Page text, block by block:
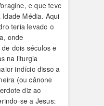
e que teve
Média. Aqui
teria levado o
onde
dois séculos e
na liturgia
indício disso a
(ou cânone
diz ao
se a Jesus: